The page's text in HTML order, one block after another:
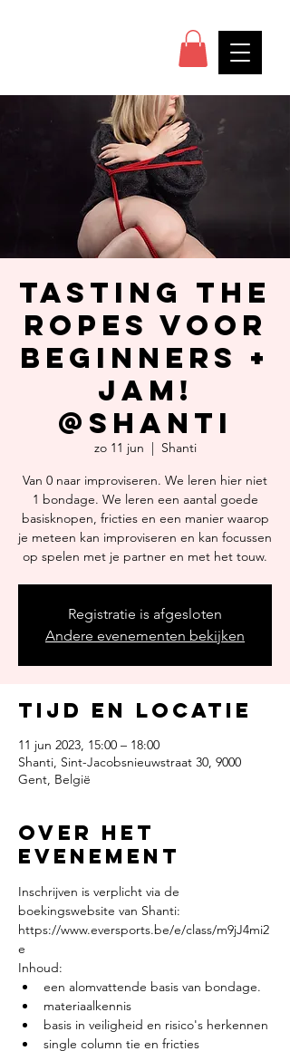
Tasting the
ropes voor
beginners +
jam!
@Shanti
zo 11 jun
  |
Shanti
Van 0 naar improviseren. We leren hier niet
1 bondage. We leren een aantal goede
basisknopen, fricties en een manier waarop
je meteen kan improviseren en kan focussen
op spelen met je partner en met het touw.
Registratie is afgesloten
Andere evenementen bekijken
Tijd en locatie
11 jun 2023, 15:00 – 18:00
Shanti, Sint-Jacobsnieuwstraat 30, 9000
Gent, België
Over het
evenement
Inschrijven is verplicht via de
boekingswebsite van Shanti:
https://www.eversports.be/e/class/m9jJ4mi2
e
Inhoud:
een alomvattende basis van bondage.
materiaalkennis
basis in veiligheid en risico's herkennen
single column tie en fricties